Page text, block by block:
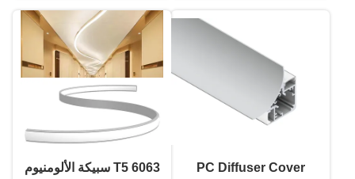
الخافتة
PC Diffuser Cover
6063 T5 سبيكة الألومنيوم